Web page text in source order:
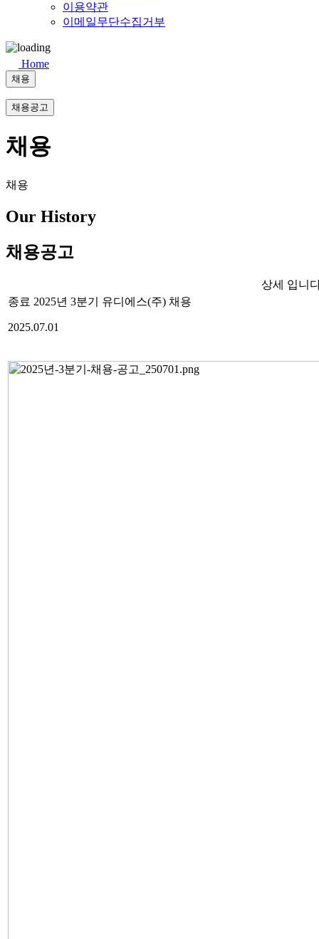
이용약관
이메일무단수집거부
Home
채용
채용공고
채용
채용
Our History
채용공고
상세 입니
종료 2025년 3분기 유디에스(주) 채용
2025.07.01